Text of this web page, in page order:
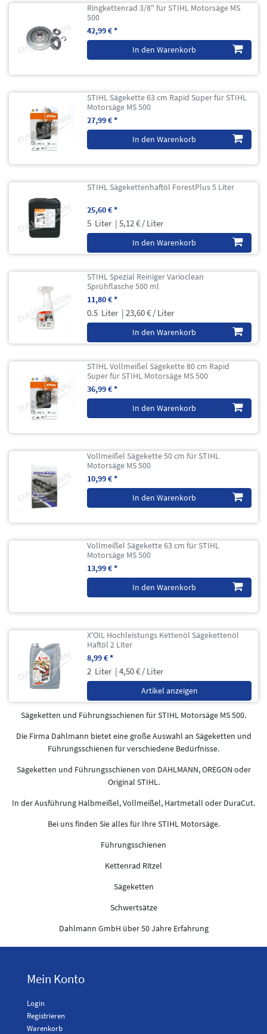
Ringkettenrad 3/8" für STIHL Motorsäge MS
500
42,99 € *
In den Warenkorb
STIHL Sägekette 63 cm Rapid Super für STIHL
Motorsäge MS 500
27,99 € *
In den Warenkorb
STIHL Sägekettenhaftöl ForestPlus 5 Liter
25,60 € *
5 Liter | 5,12 € / Liter
In den Warenkorb
STIHL Spezial Reiniger Varioclean
Sprühflasche 500 ml
11,80 € *
0.5 Liter | 23,60 € / Liter
In den Warenkorb
STIHL Vollmeißel Sägekette 80 cm Rapid
Super für STIHL Motorsäge MS 500
36,99 € *
In den Warenkorb
Vollmeißel Sägekette 50 cm für STIHL
Motorsäge MS 500
10,99 € *
In den Warenkorb
Vollmeißel Sägekette 63 cm für STIHL
Motorsäge MS 500
13,99 € *
In den Warenkorb
X'OIL Hochleistungs Kettenöl Sägekettenöl
Haftöl 2 Liter
8,99 € *
2 Liter | 4,50 € / Liter
Artikel anzeigen
Sägeketten und Führungsschienen für STIHL Motorsäge MS 500.
Die Firma Dahlmann bietet eine große Auswahl an Sägeketten und
Führungsschienen für verschiedene Bedürfnisse.
Sägeketten und Führungsschienen von DAHLMANN, OREGON oder
Original STIHL.
In der Ausführung Halbmeißel, Vollmeißel, Hartmetall oder DuraCut.
Bei uns finden Sie alles für Ihre STIHL Motorsäge.
Führungsschienen
Kettenrad Ritzel
Sägeketten
Schwertsätze
Dahlmann GmbH über 50 Jahre Erfahrung
Mein Konto
Login
Registrieren
Warenkorb